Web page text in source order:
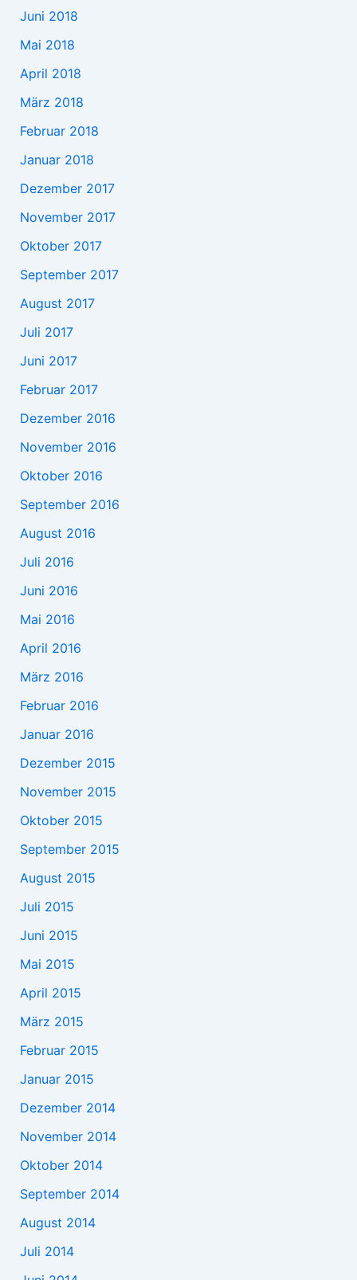
Juni 2018
Mai 2018
April 2018
März 2018
Februar 2018
Januar 2018
Dezember 2017
November 2017
Oktober 2017
September 2017
August 2017
Juli 2017
Juni 2017
Februar 2017
Dezember 2016
November 2016
Oktober 2016
September 2016
August 2016
Juli 2016
Juni 2016
Mai 2016
April 2016
März 2016
Februar 2016
Januar 2016
Dezember 2015
November 2015
Oktober 2015
September 2015
August 2015
Juli 2015
Juni 2015
Mai 2015
April 2015
März 2015
Februar 2015
Januar 2015
Dezember 2014
November 2014
Oktober 2014
September 2014
August 2014
Juli 2014